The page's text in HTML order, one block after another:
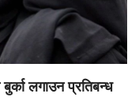
लगाउन प्रतिबन्ध